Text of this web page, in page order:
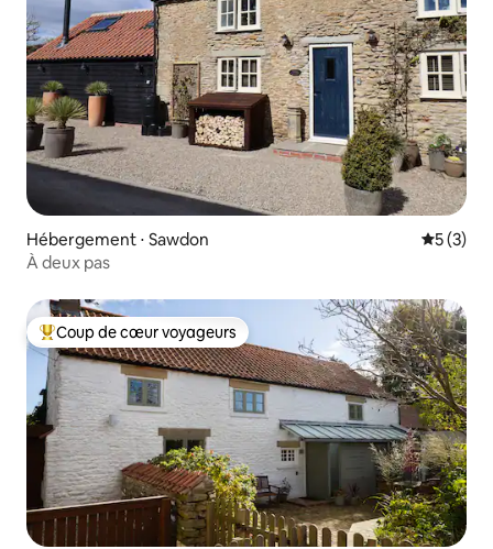
Hébergement ⋅ Sawdon
5 (3)
À deux pas
Coups de cœur voyageurs les plus appréciés
Coup de cœur voyageurs